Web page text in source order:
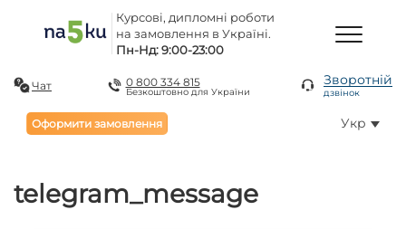
Курсові, дипломні роботи
на замовлення в Україні.
Пн-Нд: 9:00-23:00
Чат 0 800 334 815
Безкоштовно для України
Зворотній
дзвінок
Оформити замовлення Укр
telegram_message